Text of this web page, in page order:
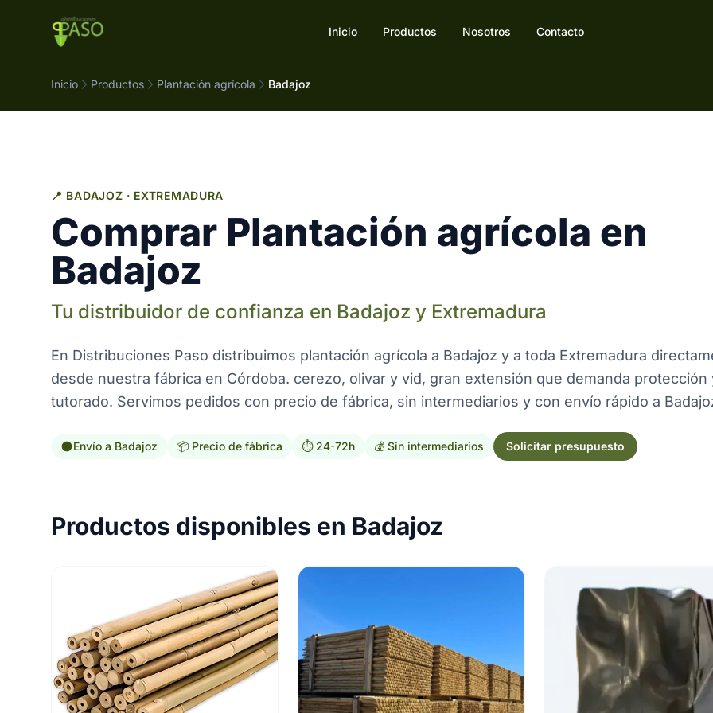
Inicio Productos Nosotros Contacto
Inicio Productos Plantación agrícola Badajoz
📍 BADAJOZ · EXTREMADURA
Comprar Plantación agrícola en
Badajoz
Tu distribuidor de confianza en Badajoz y Extremadura
En Distribuciones Paso distribuimos plantación agrícola a Badajoz y a toda Extremadura
desde nuestra fábrica en Córdoba. cerezo, olivar y vid, gran extensión que demanda protección
tutorado. Servimos pedidos con precio de fábrica, sin intermediarios y con envío rápido a
Envío a Badajoz 📦 Precio de fábrica ⏱️ 24-72h 💰 Sin intermediarios Solicitar presupuesto
Productos disponibles en Badajoz